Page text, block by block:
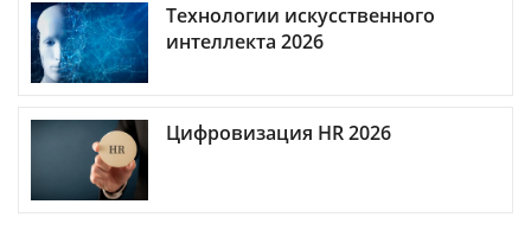
Технологии искусственного
интеллекта 2026
Цифровизация HR 2026